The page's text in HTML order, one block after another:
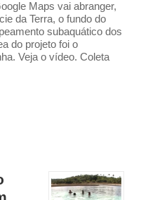
Maps vai abranger,
da Terra, o fundo do
subaquático dos
do projeto foi o
Veja o vídeo. Coleta